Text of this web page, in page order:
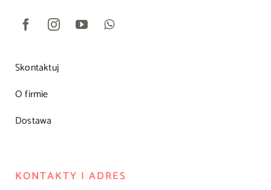
Skontaktuj
O firmie
Dostawa
KONTAKTY I ADRES